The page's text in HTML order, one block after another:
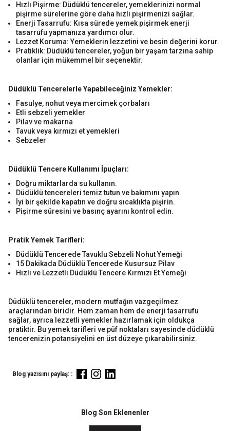
Hızlı Pişirme: Düdüklü tencereler, yemeklerinizi normal
pişirme sürelerine göre daha hızlı pişirmenizi sağlar.
Enerji Tasarrufu: Kısa sürede yemek pişirmek enerji
tasarrufu yapmanıza yardımcı olur.
Lezzet Koruma: Yemeklerin lezzetini ve besin değerini korur.
Pratiklik: Düdüklü tencereler, yoğun bir yaşam tarzına sahip
olanlar için mükemmel bir seçenektir.
Düdüklü Tencerelerle Yapabileceğiniz Yemekler:
Fasulye, nohut veya mercimek çorbaları
Etli sebzeli yemekler
Pilav ve makarna
Tavuk veya kırmızı et yemekleri
Sebzeler
Düdüklü Tencere Kullanımı İpuçları:
Doğru miktarlarda su kullanın.
Düdüklü tencereleri temiz tutun ve bakımını yapın.
İyi bir şekilde kapatın ve doğru sıcaklıkta pişirin.
Pişirme süresini ve basınç ayarını kontrol edin.
Pratik Yemek Tarifleri:
Düdüklü Tencerede Tavuklu Sebzeli Nohut Yemeği
15 Dakikada Düdüklü Tencerede Kusursuz Pilav
Hızlı ve Lezzetli Düdüklü Tencere Kırmızı Et Yemeği
Düdüklü tencereler, modern mutfağın vazgeçilmez
araçlarından biridir. Hem zaman hem de enerji tasarrufu
sağlar, ayrıca lezzetli yemekler hazırlamak için oldukça
pratiktir. Bu yemek tarifleri ve püf noktaları sayesinde düdüklü
tencerenizin potansiyelini en üst düzeye çıkarabilirsiniz.
Blog yazısını paylaş: :
Blog Son Eklenenler